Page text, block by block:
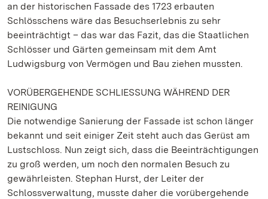
an der historischen Fassade des 1723 erbauten
Schlösschens wäre das Besuchserlebnis zu sehr
beeinträchtigt – das war das Fazit, das die Staatlichen
Schlösser und Gärten gemeinsam mit dem Amt
Ludwigsburg von Vermögen und Bau ziehen mussten.
VORÜBERGEHENDE SCHLIESSUNG WÄHREND DER
REINIGUNG
Die notwendige Sanierung der Fassade ist schon länger
bekannt und seit einiger Zeit steht auch das Gerüst am
Lustschloss. Nun zeigt sich, dass die Beeinträchtigungen
zu groß werden, um noch den normalen Besuch zu
gewährleisten. Stephan Hurst, der Leiter der
Schlossverwaltung, musste daher die vorübergehende